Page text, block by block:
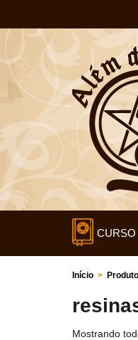
CURSO
Início >
Mostrando